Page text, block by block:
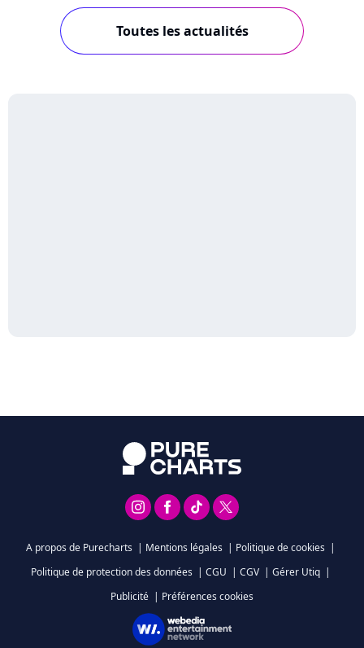
Toutes les actualités
A propos de Purecharts | Mentions légales | Politique de cookies |
Politique de protection des données | CGU | CGV | Gérer Utiq |
Publicité | Préférences cookies